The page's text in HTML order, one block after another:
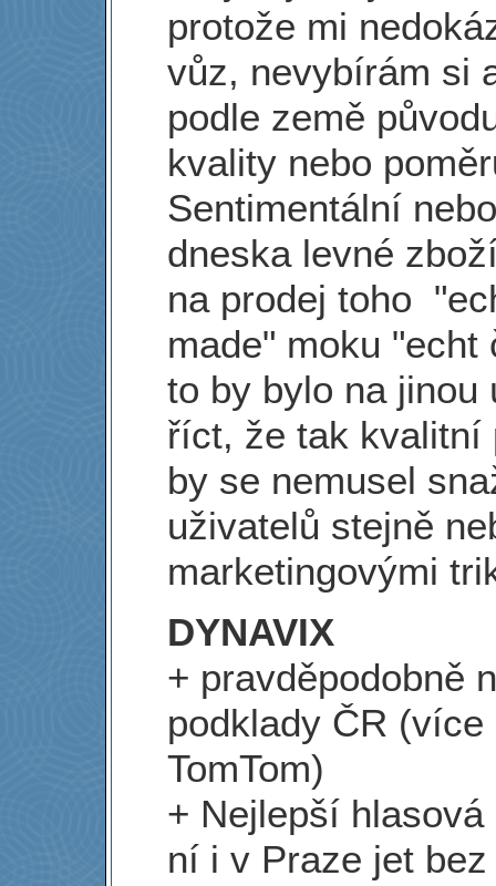
protože mi
vůz, nevybírám si
podle země
kvality nebo
Sentimentální
dneska levné
na prodej toho
made" moku
to by bylo na jinou
říct, že tak kvalitní
by se nemusel
uživatelů stejně
marketingovými
DYNAVIX
+ pravděpodobně
podklady ČR
TomTom)
+ Nejlepší
ní i v Praze jet